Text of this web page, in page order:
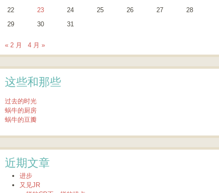
22
23 24 25 26 27
28
29
30 31
« 2 月 4 月 »
这些和那些
过去的时光
蜗牛的厨房
蜗牛的豆瓣
近期文章
进步
又见JR